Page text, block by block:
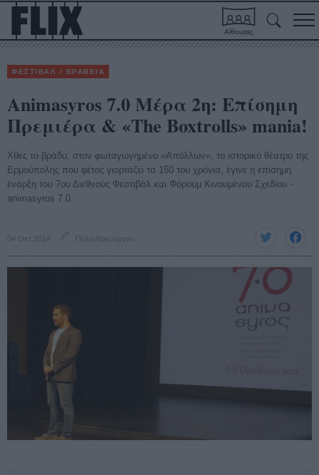
Αίθουσες
ΦΕΣΤΙΒΑΛ / ΒΡΑΒΕΙΑ
Animasyros 7.0 Μέρα 2η: Επίσημη
Πρεμιέρα & «The Boxtrolls» mania!
Χθες το βράδυ, στον φωταγωγημένο «Απόλλων», το ιστορικό θέατρο της
Ερμούπολης που φέτος γιορτάζει τα 150 του χρόνια, έγινε η επίσημη
έναρξη του 7ου Διεθνούς Φεστιβάλ και Φόρουμ Κινουμένου Σχεδίου -
animasyros 7.0.
04 Οκτ 2014 Πόλυ Λυκούργου